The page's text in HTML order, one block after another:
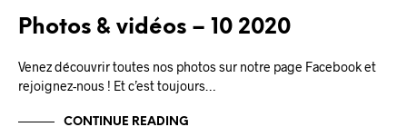
Photos & vidéos – 10 2020
Venez découvrir toutes nos photos sur notre page Facebook et
rejoignez-nous ! Et c’est toujours…
CONTINUE READING